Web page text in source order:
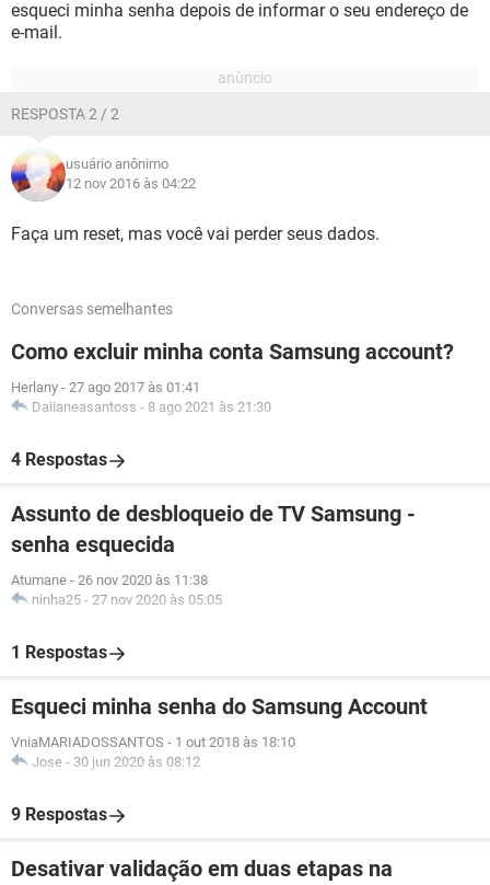
esqueci minha senha depois de informar o seu endereço de
e-mail.
RESPOSTA 2 / 2
usuário anônimo
12 nov 2016 às 04:22
Faça um reset, mas você vai perder seus dados.
Conversas semelhantes
Como excluir minha conta Samsung account?
Herlany - 27 ago 2017 às 01:41
Daiianeasantoss - 8 ago 2021 às 21:30
4 Respostas
Assunto de desbloqueio de TV Samsung -
senha esquecida
Atumane - 26 nov 2020 às 11:38
ninha25 - 27 nov 2020 às 05:05
1 Respostas
Esqueci minha senha do Samsung Account
VniaMARIADOSSANTOS - 1 out 2018 às 18:10
Jose - 30 jun 2020 às 08:12
9 Respostas
Desativar validação em duas etapas na